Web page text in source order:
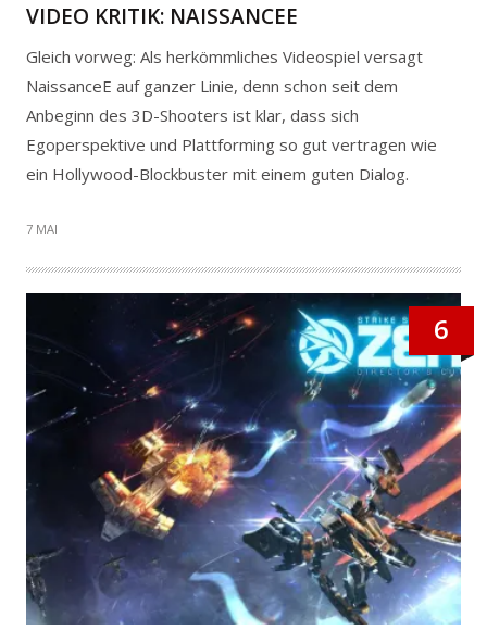
VIDEO KRITIK: NAISSANCEE
Gleich vorweg: Als herkömmliches Videospiel versagt
NaissanceE auf ganzer Linie, denn schon seit dem
Anbeginn des 3D-Shooters ist klar, dass sich
Egoperspektive und Plattforming so gut vertragen wie
ein Hollywood-Blockbuster mit einem guten Dialog.
7 MAI
6